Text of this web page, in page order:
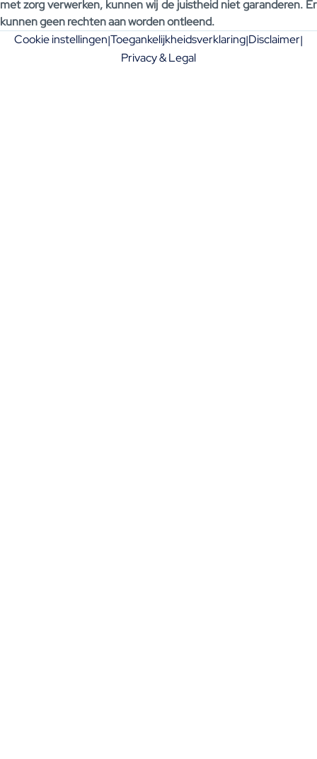
met zorg verwerken, kunnen wij de juistheid niet garanderen. Er
kunnen geen rechten aan worden ontleend.
Cookie instellingen|Toegankelijkheidsverklaring|Disclaimer|
Privacy & Legal